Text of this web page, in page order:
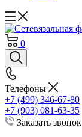
0
Телефоны
+7 (499) 346-67-80
+7 (903) 081-63-35
Заказать звонок